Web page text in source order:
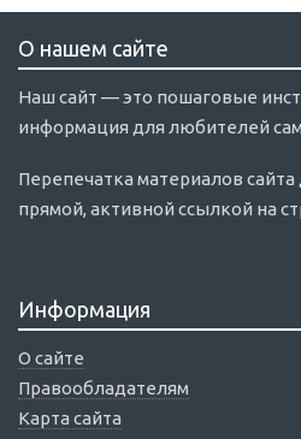
О нашем сайте
Наш сайт — это пошаговые
информация для любителей
Перепечатка материалов сайта
прямой, активной ссылкой на
Информация
О сайте
Правообладателям
Карта сайта